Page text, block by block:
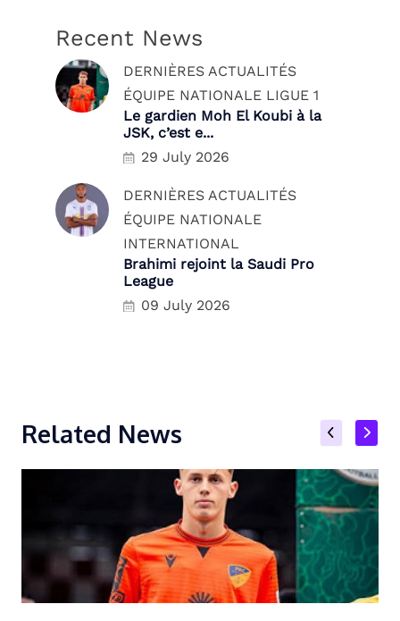
Recent News
DERNIÈRES ACTUALITÉS
ÉQUIPE NATIONALE LIGUE 1
Le gardien Moh El Koubi à la
JSK, c’est e...
29 July 2026
DERNIÈRES ACTUALITÉS
ÉQUIPE NATIONALE
INTERNATIONAL
Brahimi rejoint la Saudi Pro
League
09 July 2026
Related News